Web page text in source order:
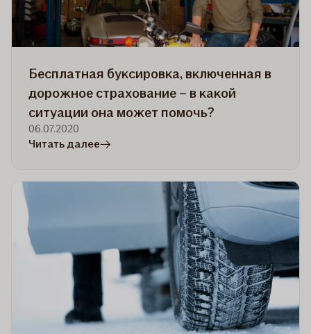
Бесплатная буксировка, включенная в
дорожное страхование – в какой
ситуации она может помочь?
06.07.2020
Читать далеев
страхование
–
в
какой
ситуации